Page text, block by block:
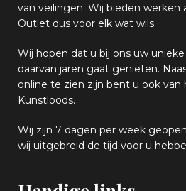
van veilingen. Wij bieden werken
Outlet dus voor elk wat wils.
Wij hopen dat u bij ons uw unieke
daarvan jaren gaat genieten.
online te zien zijn bent u ook van
Kunstloods.
Wij zijn 7 dagen per week
wij uitgebreid de tijd voor u